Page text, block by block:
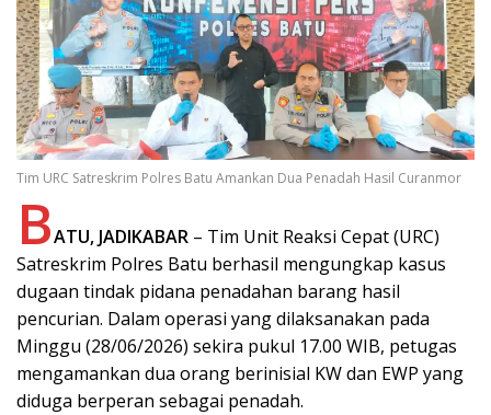
Tim URC Satreskrim Polres Batu Amankan Dua Penadah Hasil Curanmor
BATU, JADIKABAR – Tim Unit Reaksi Cepat (URC)
Satreskrim Polres Batu berhasil mengungkap kasus
dugaan tindak pidana penadahan barang hasil
pencurian. Dalam operasi yang dilaksanakan pada
Minggu (28/06/2026) sekira pukul 17.00 WIB, petugas
mengamankan dua orang berinisial KW dan EWP yang
diduga berperan sebagai penadah.